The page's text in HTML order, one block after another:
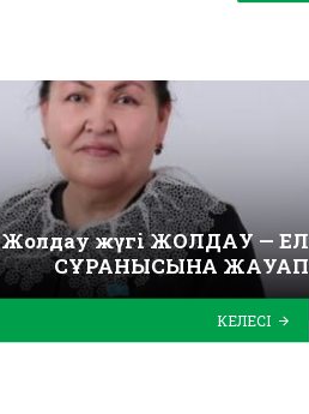
Жолдау жүгі ЖОЛДАУ — ЕЛ
СҰРАНЫСЫНА ЖАУАП
КЕЛЕСІ